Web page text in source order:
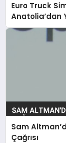
Euro Truck
Anatolia’dan
Sam
Çağrısı